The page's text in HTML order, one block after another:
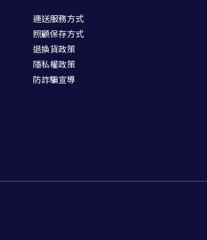
運送服務方式
照顧保存方式
退換貨政策
隱私權政策
防詐騙宣導